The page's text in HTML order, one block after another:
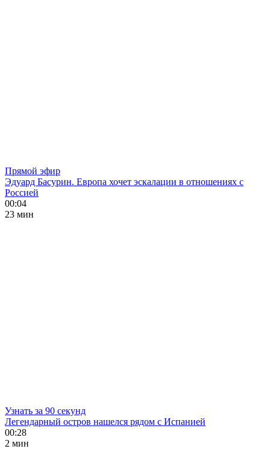
Прямой эфир
Эдуард Басурин. Европа хочет эскалации в отношениях с
Россией
00:04
23 мин
Узнать за 90 секунд
Легендарный остров нашелся рядом с Испанией
00:28
2 мин